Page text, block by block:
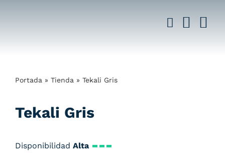
Portada » Tienda » Tekali Gris
Tekali Gris
Disponibilidad Alta